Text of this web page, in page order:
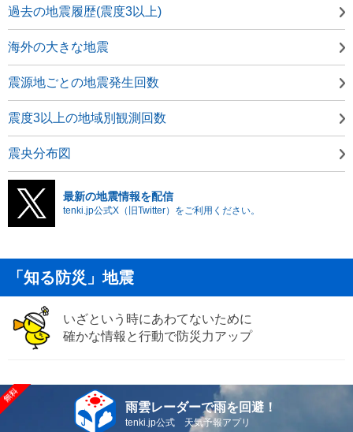
過去の地震履歴(震度3以上)
海外の大きな地震
震源地ごとの地震発生回数
震度3以上の地域別観測回数
震央分布図
最新の地震情報を配信
tenki.jp公式X（旧Twitter）をご利用ください。
「知る防災」地震
いざという時にあわてないために
確かな情報と行動で防災力アップ
雨雲レーダーで雨を回避！
tenki.jp公式 天気予報アプリ